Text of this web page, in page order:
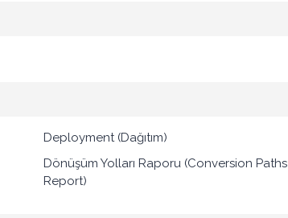
Deployment (Dağıtım)
Dönüşüm Yolları Raporu (Conversion Paths
Report)